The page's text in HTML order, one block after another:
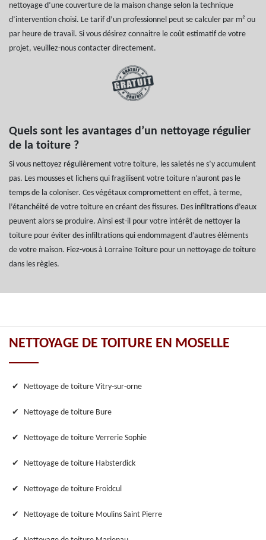
nettoyage d’une couverture de la maison change selon la technique
d’intervention choisi. Le tarif d’un professionnel peut se calculer par m² ou
par heure de travail. Si vous désirez connaitre le coût estimatif de votre
projet, veuillez-nous contacter directement.
Quels sont les avantages d’un nettoyage régulier
de la toiture ?
Si vous nettoyez régulièrement votre toiture, les saletés ne s’y accumulent
pas. Les mousses et lichens qui fragilisent votre toiture n’auront pas le
temps de la coloniser. Ces végétaux compromettent en effet, à terme,
l’étanchéité de votre toiture en créant des fissures. Des infiltrations d’eaux
peuvent alors se produire. Ainsi est-il pour votre intérêt de nettoyer la
toiture pour éviter des infiltrations qui endommagent d’autres éléments
de votre maison. Fiez-vous à Lorraine Toiture pour un nettoyage de toiture
dans les règles.
NETTOYAGE DE TOITURE EN MOSELLE
Nettoyage de toiture Vitry-sur-orne
Nettoyage de toiture Bure
Nettoyage de toiture Verrerie Sophie
Nettoyage de toiture Habsterdick
Nettoyage de toiture Froidcul
Nettoyage de toiture Moulins Saint Pierre